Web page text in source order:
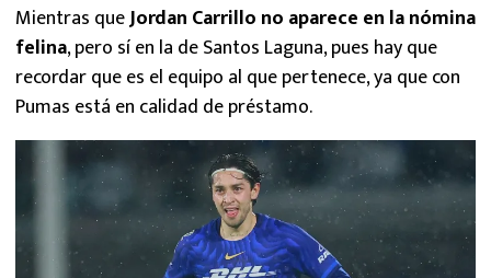
Mientras queJordan Carrillo no aparece en la nómina
felina, pero sí en la de Santos Laguna, pues hay que
recordar que es el equipo al que pertenece, ya que con
Pumas está en calidad de préstamo.